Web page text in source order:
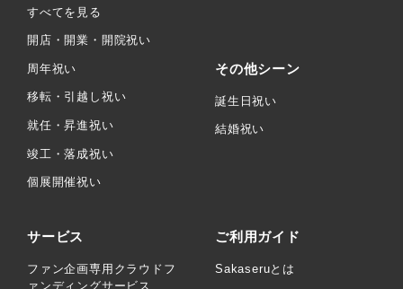
すべてを見る
開店・開業・開院祝い
周年祝い
移転・引越し祝い
就任・昇進祝い
竣工・落成祝い
個展開催祝い
その他シーン
誕生日祝い
結婚祝い
サービス
ファン企画専用クラウドフ
ァンディングサービス
ご利用ガイド
Sakaseruとは